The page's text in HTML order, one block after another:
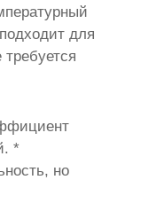
для
*
но